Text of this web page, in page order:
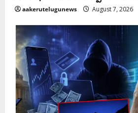
aakerutelugunews August 7, 2026